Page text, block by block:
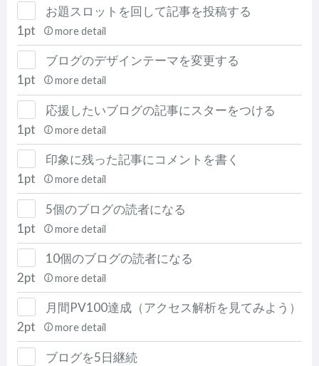
お題スロットを回して記事を投稿する
1pt
more detail
ブログのデザインテーマを変更する
1pt
more detail
応援したいブログの記事にスターをつける
1pt
more detail
印象に残った記事にコメントを書く
1pt
more detail
5個のブログの読者になる
1pt
more detail
10個のブログの読者になる
2pt
more detail
月間PV100達成（アクセス解析を見てみよう）
2pt
more detail
ブログを5日継続